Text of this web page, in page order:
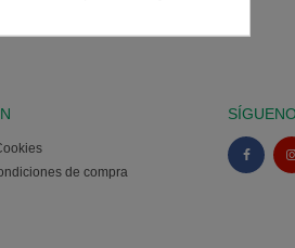
de compra